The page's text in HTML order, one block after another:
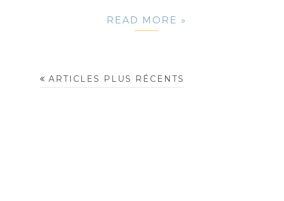
READ MORE »
ARTICLES PLUS RÉCENTS